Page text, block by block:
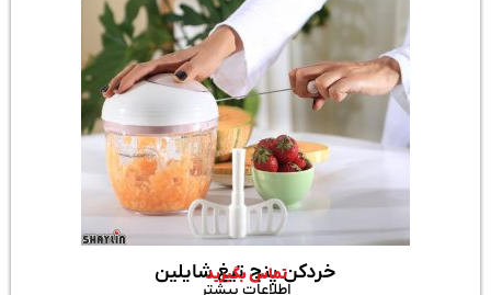
خردکن پنج تیغ شایلین
تماس بگیرید
اطلاعات بیشتر